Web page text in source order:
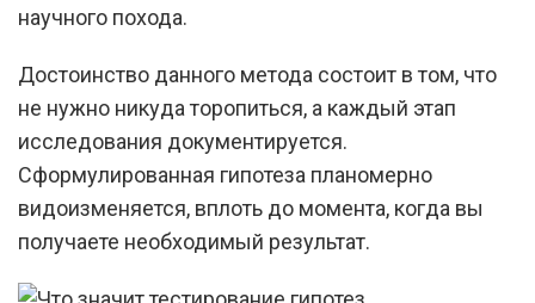
научного похода.
Достоинство данного метода состоит в том, что
не нужно никуда торопиться, а каждый этап
исследования документируется.
Сформулированная гипотеза планомерно
видоизменяется, вплоть до момента, когда вы
получаете необходимый результат.